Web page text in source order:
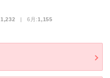
1,232 | 6月:1,155